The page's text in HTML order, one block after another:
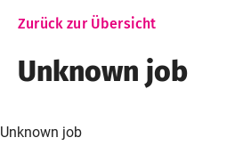
Zurück zur Übersicht
Unknown job
Unknown job